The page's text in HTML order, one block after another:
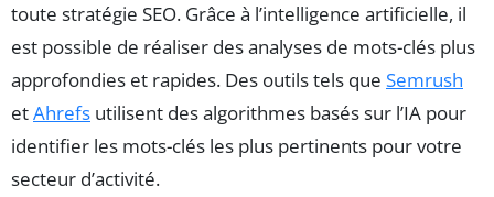
toute stratégie SEO. Grâce à l’intelligence artificielle, il
est possible de réaliser des analyses de mots-clés plus
approfondies et rapides. Des outils tels que Semrush
etAhrefs utilisent des algorithmes basés sur l’IA pour
identifier les mots-clés les plus pertinents pour votre
secteur d’activité.